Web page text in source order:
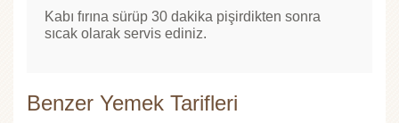
Kabı fırına sürüp 30 dakika pişirdikten sonra
sıcak olarak servis ediniz.
Benzer Yemek Tarifleri